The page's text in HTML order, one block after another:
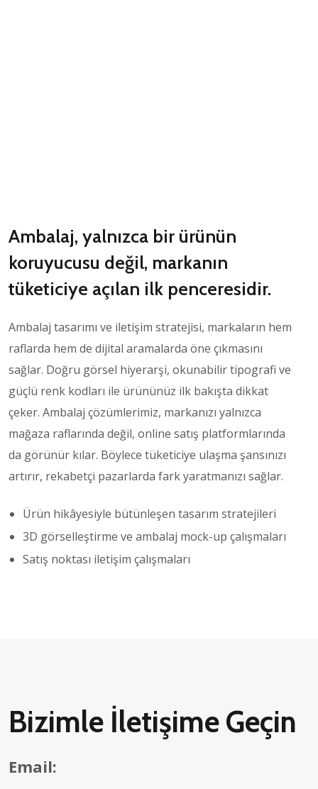
Ambalaj, yalnızca bir ürünün
koruyucusu değil, markanın
tüketiciye açılan ilk penceresidir.
Ambalaj tasarımı ve iletişim stratejisi, markaların hem
raflarda hem de dijital aramalarda öne çıkmasını
sağlar. Doğru görsel hiyerarşi, okunabilir tipografi ve
güçlü renk kodları ile ürününüz ilk bakışta dikkat
çeker. Ambalaj çözümlerimiz, markanızı yalnızca
mağaza raflarında değil, online satış platformlarında
da görünür kılar. Böylece tüketiciye ulaşma şansınızı
artırır, rekabetçi pazarlarda fark yaratmanızı sağlar.
Ürün hikâyesiyle bütünleşen tasarım stratejileri
3D görselleştirme ve ambalaj mock-up çalışmaları
Satış noktası iletişim çalışmaları
Bizimle İletişime Geçin
Email: